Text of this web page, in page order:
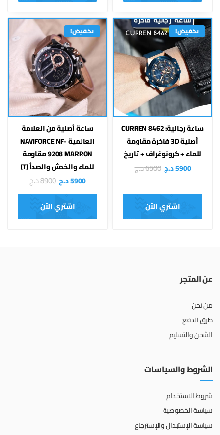
تخفيض!
ساعة رجالية: CURREN 8462
أصلية 3D فاخرة مقاومة
للماء + كرونوغراف + تاريخ
5900د.ج 6500د.ج
اشتري الآن
تخفيض!
ساعة أصلية من العلامة
العالمية NAVIFORCE NF-
9208 MARRON مقاومة
للماء والخدش والصدأ (T)
5900د.ج 8900د.ج
اشتري الآن
عن المتجر
من نحن
طرق الدفع
الشحن والتسليم
الشروط والسياسات
شروط الاستخدام
سياسة الخصوصية
سياسة الإستبدال والإسترجاع